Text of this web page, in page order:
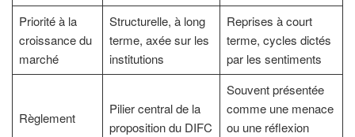
Priorité à la
croissance du
marché
Structurelle, à long
terme, axée sur les
institutions
Reprises à court
terme, cycles dictés
par les sentiments
Règlement
Pilier central de la
proposition du DIFC
Souvent présentée
comme une menace
ou une réflexion